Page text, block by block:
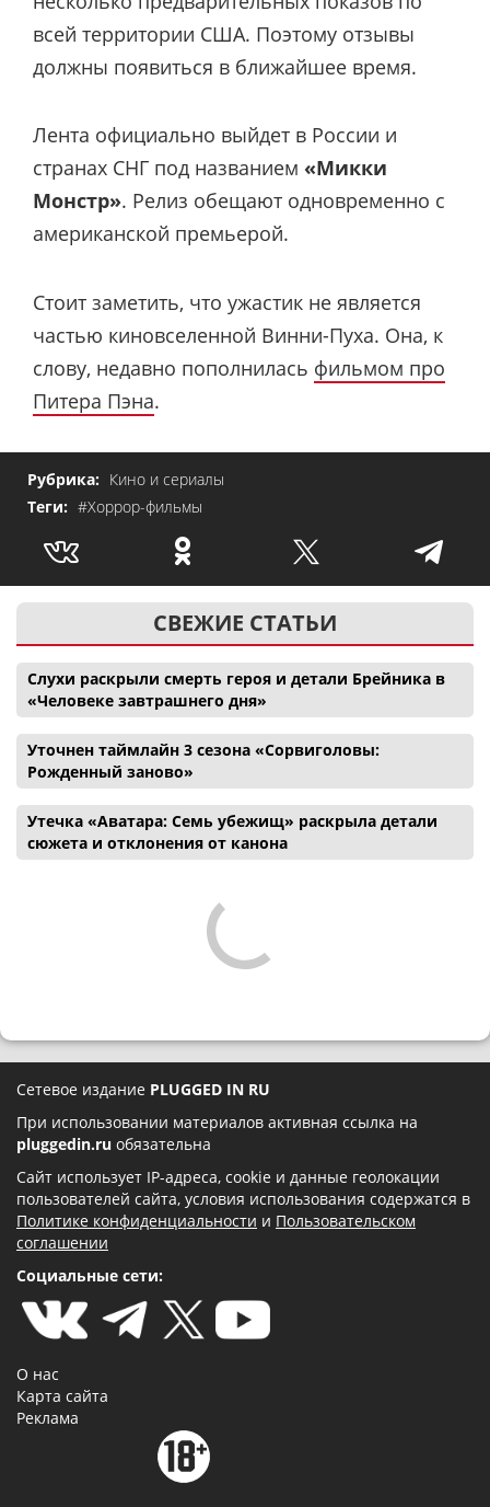
всей территории США. Поэтому отзывы
должны появиться в ближайшее время.
Лента официально выйдет в России и
странах СНГ под названием «Микки
Монстр». Релиз обещают одновременно с
американской премьерой.
Стоит заметить, что ужастик не является
частью киновселенной Винни-Пуха. Она, к
слову, недавно пополнилась фильмом про
Питера Пэна.
Рубрика: Кино и сериалы
Теги: #Хоррор-фильмы
СВЕЖИЕ СТАТЬИ
Слухи раскрыли смерть героя и детали Брейника в
«Человеке завтрашнего дня»
Уточнен таймлайн 3 сезона «Сорвиголовы:
Рожденный заново»
Утечка «Аватара: Семь убежищ» раскрыла детали
сюжета и отклонения от канона
Сетевое издание PLUGGED IN RU
При использовании материалов активная ссылка на
pluggedin.ru обязательна
Сайт использует IP-адреса, cookie и данные геолокации
пользователей сайта, условия использования содержатся в
Политике конфиденциальности и Пользовательском
соглашении
Социальные сети:
О нас
Карта сайта
Реклама